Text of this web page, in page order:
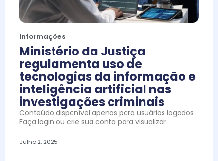
Informações
Ministério da Justiça
regulamenta uso de
tecnologias da informação e
inteligência artificial nas
investigações criminais
Conteúdo disponível apenas para usuários logados
Faça login ou crie sua conta para visualizar
Julho 2, 2025